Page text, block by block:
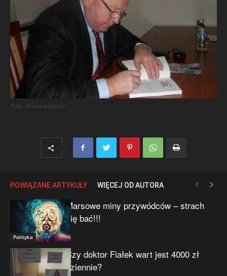
Foto.: Prokapitalizm.pl
POWIĄZANE ARTYKUŁY WIĘCEJ OD AUTORA
Polityka
Marsowe miny przywódców – strach
się bać!!!
Czy doktor Fiałek wart jest 4000 zł
dziennie?